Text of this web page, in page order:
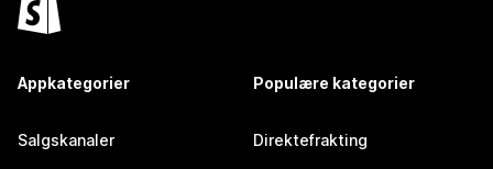
Appkategorier
Salgskanaler
Populære kategorier
Direktefrakting